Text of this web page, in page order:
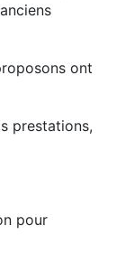
ont
prestations,
pour